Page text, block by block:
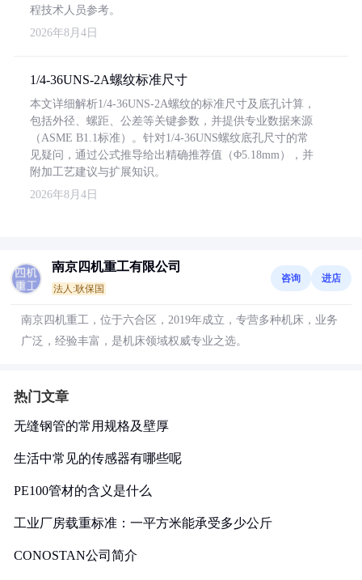
程技术人员参考。
2026年8月4日
1/4-36UNS-2A螺纹标准尺寸
本文详细解析1/4-36UNS-2A螺纹的标准尺寸及底孔计算，
包括外径、螺距、公差等关键参数，并提供专业数据来源
（ASME B1.1标准）。针对1/4-36UNS螺纹底孔尺寸的常
见疑问，通过公式推导给出精确推荐值（Φ5.18mm），并
附加工艺建议与扩展知识。
2026年8月4日
南京四机重工有限公司
法人:耿保国
咨询 进店
南京四机重工，位于六合区，2019年成立，专营多种机床，业务
广泛，经验丰富，是机床领域权威专业之选。
热门文章
无缝钢管的常用规格及壁厚
生活中常见的传感器有哪些呢
PE100管材的含义是什么
工业厂房载重标准：一平方米能承受多少公斤
CONOSTAN公司简介